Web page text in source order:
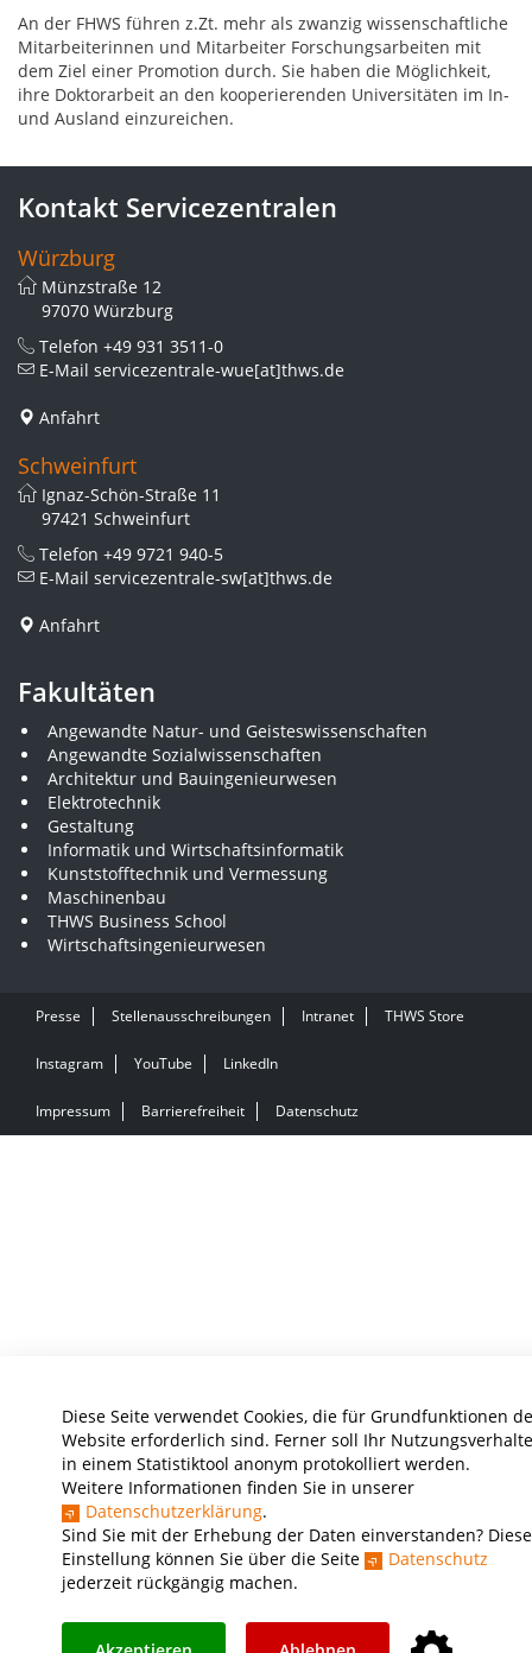
Diese Seite verwendet Cookies, die für Grundfunktionen
Website erforderlich sind. Ferner soll Ihr
in einem Statistiktool anonym protokolliert werden.
Weitere Informationen finden Sie in unserer
Datenschutzerklärung.
Sind Sie mit der Erhebung der Daten einverstanden? Diese
Einstellung können Sie über die Seite
Datenschutz
jederzeit rückgängig machen.
An der FHWS führen z.Zt. mehr als zwanzig wissenschaftliche
Mitarbeiterinnen und Mitarbeiter Forschungsarbeiten mit
dem Ziel einer Promotion durch. Sie haben die Möglichkeit,
ihre Doktorarbeit an den kooperierenden Universitäten im In-
und Ausland einzureichen.
Kontakt Servicezentralen
Würzburg
Münzstraße 12
97070 Würzburg
Telefon +49 931 3511-0
E-Mail servicezentrale-wue[at]thws.de
Anfahrt
Schweinfurt
Ignaz-Schön-Straße 11
97421 Schweinfurt
Telefon +49 9721 940-5
E-Mail servicezentrale-sw[at]thws.de
Anfahrt
Fakultäten
Angewandte Natur- und Geisteswissenschaften
Angewandte Sozialwissenschaften
Architektur und Bauingenieurwesen
Elektrotechnik
Gestaltung
Informatik und Wirtschaftsinformatik
Kunststofftechnik und Vermessung
Maschinenbau
THWS Business School
Wirtschaftsingenieurwesen
Presse Stellenausschreibungen Intranet THWS Store
Instagram YouTube LinkedIn
Impressum Barrierefreiheit Datenschutz